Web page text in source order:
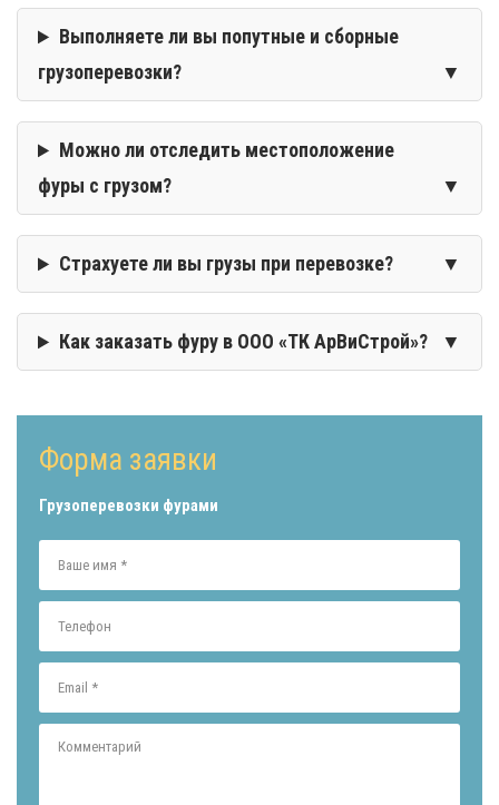
Выполняете ли вы попутные и сборные
грузоперевозки?
Можно ли отследить местоположение
фуры с грузом?
Страхуете ли вы грузы при перевозке?
Как заказать фуру в ООО «ТК АрВиСтрой»?
Форма заявки
Грузоперевозки фурами